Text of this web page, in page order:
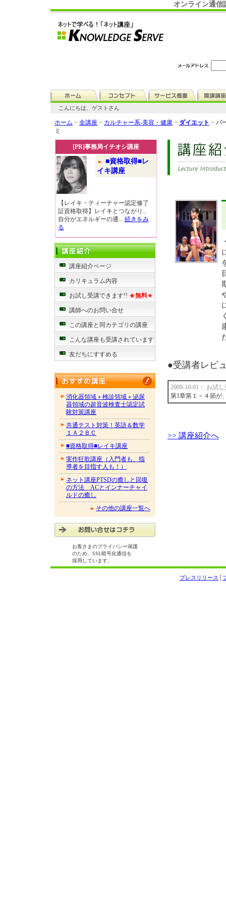
オンライン通
こんにちは、ゲストさん
ホーム > 全講座 > カルチャー系-美容・健康 > ダイエット > パ
ミ
[PR]事務局イチオシ講座
■資格取得■レ
イキ講座
【レイキ・ティーチャー認定修了
証資格取得】レイキとつながり、
自分がエネルギーの通... 続きをみ
る
講座紹介ページ
カリキュラム内容
お試し受講できます!! ★無料★
講師へのお問い合せ
この講座と同カテゴリの講座
こんな講座も受講されています
友だちにすすめる
消化器領域＋検診領域＋泌尿
器領域の超音波検査士認定試
験対策講座
共通テスト対策！英語＆数学
１Ａ２ＢＣ
■資格取得■レイキ講座
実作狂歌講座（入門者も、指
導者を目指す人も！）
ネット講座PTSDの癒しと回復
の方法 ACとインナーチャイ
ルドの癒し
その他の講座一覧へ
お客さまのプライバシー保護
のため、SSL暗号化通信を
採用しています。
●受講者レビ
2009-10-01： お試
第1章第１－４節が
>> 講座紹介へ
プレスリリース